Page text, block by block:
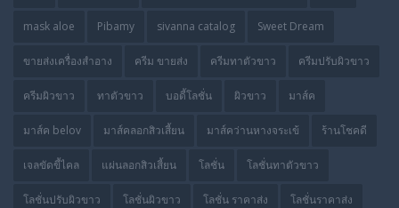
mask aloe Pibamy sivanna catalog Sweet Dream
ขายส่งเครื่องสำอาง ครีม ขายส่ง ครีมทาตัวขาว ครีมปรับผิวขาว
ครีมผิวขาว ทาตัวขาว บอดี้โลชั่น ผิวขาว มาส์ค
มาส์ค belov มาส์คลอกสิวเสี้ยน มาส์คว่านหางจระเข้ ร้านโชคดี
เจลขัดขี้ไคล แผ่นลอกสิวเสี้ยน โลชั่น โลชั่นทาตัวขาว
โลชั่นปรับผิวขาว โลชั่นผิวขาว โลชั่น ราคาส่ง โลชั่นราคาส่ง